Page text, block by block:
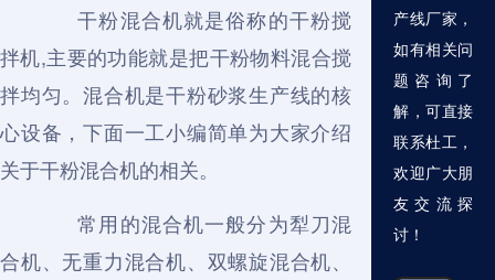
干粉混合机就是俗称的干粉搅
拌机,主要的功能就是把干粉物料混合搅
拌均匀。混合机是干粉砂浆生产线的核
心设备，下面一工小编简单为大家介绍
关于干粉混合机的相关。
常用的混合机一般分为犁刀混
合机、无重力混合机、双螺旋混合机、
产线厂家，
如有相关问
题咨询了
解，可直接
联系杜工，
欢迎广大朋
友交流探
讨！